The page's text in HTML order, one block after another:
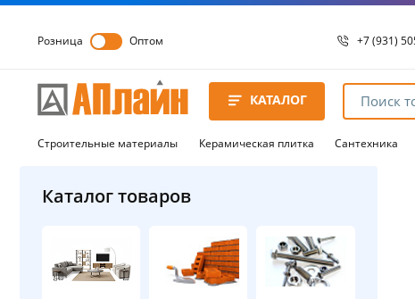
Розница Оптом +7 (931)
8 8172 54-
8 8172 54-
КАТАЛОГ
Строительные материалы Керамическая плитка Сантехника
Каталог товаров